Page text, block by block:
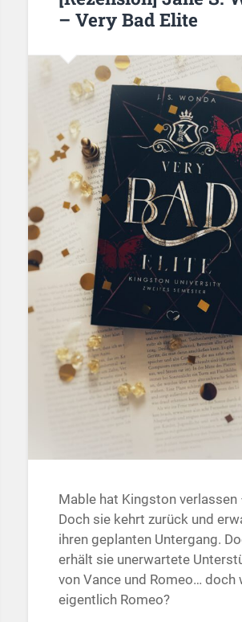
– Very Bad Elite
Mable hat Kingston verlassen
Doch sie kehrt zurück und
ihren geplanten Untergang.
erhält sie unerwartete
von Vance und Romeo… doch
eigentlich Romeo?